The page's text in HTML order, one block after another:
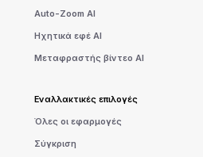
Auto-Zoom AI
Ηχητικά εφέ AI
Μεταφραστής βίντεο AI
Εναλλακτικές επιλογές
Όλες οι εφαρμογές
Σύγκριση